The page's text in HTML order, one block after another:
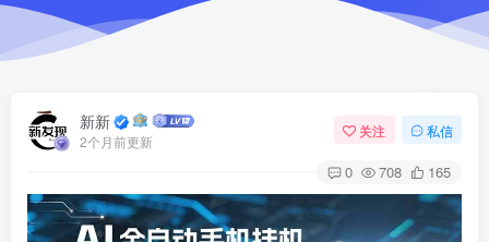
新新
2个月前更新
关注 私信
0 708 165